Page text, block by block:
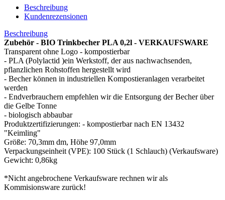
Beschreibung
Kundenrezensionen
Beschreibung
Zubehör - BIO Trinkbecher PLA 0,2l - VERKAUFSWARE
Transparent ohne Logo - kompostierbar
- PLA (Polylactid )ein Werkstoff, der aus nachwachsenden,
pflanzlichen Rohstoffen hergestellt wird
- Becher können in industriellen Kompostieranlagen verarbeitet
werden
- Endverbrauchern empfehlen wir die Entsorgung der Becher über
die Gelbe Tonne
- biologisch abbaubar
Produktzertifizierungen: - kompostierbar nach EN 13432
"Keimling"
Größe: 70,3mm dm, Höhe 97,0mm
Verpackungseinheit (VPE): 100 Stück (1 Schlauch) (Verkaufsware)
Gewicht: 0,86kg
*Nicht angebrochene Verkaufsware rechnen wir als
Kommisionsware zurück!